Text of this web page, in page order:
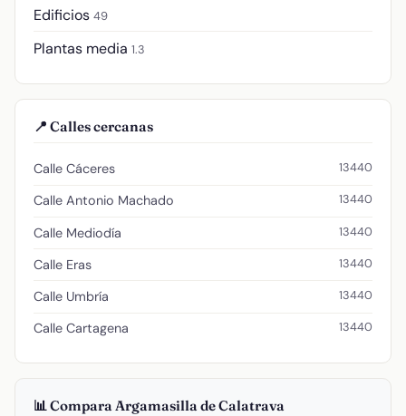
Edificios 49
Plantas media 1.3
📍 Calles cercanas
Calle Cáceres 13440
Calle Antonio Machado 13440
Calle Mediodía 13440
Calle Eras 13440
Calle Umbría 13440
Calle Cartagena 13440
📊 Compara Argamasilla de Calatrava